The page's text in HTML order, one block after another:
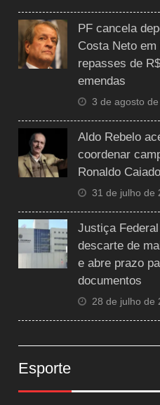
PF cancela
Costa Neto
repasses de
emendas
3 de agosto
Aldo Rebelo
coordenar
Ronaldo Caiado
31 de julho de
Justiça
descarte de
e abre prazo
documentos
28 de julho de
Esporte